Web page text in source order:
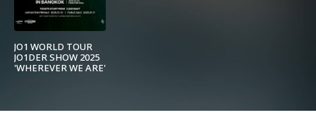
JO1 WORLD TOUR
JO1DER SHOW 2025
'WHEREVER WE ARE'